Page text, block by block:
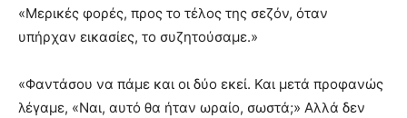
«Μερικές φορές, προς το τέλος της σεζόν, όταν
υπήρχαν εικασίες, το συζητούσαμε.»
«Φαντάσου να πάμε και οι δύο εκεί. Και μετά προφανώς
λέγαμε, «Ναι, αυτό θα ήταν ωραίο, σωστά;» Αλλά δεν